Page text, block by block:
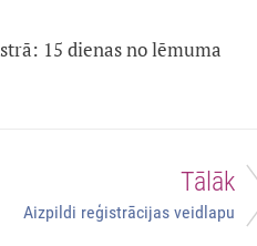
15 dienas no lēmuma
Tālāk
Aizpildi reģistrācijas veidlapu